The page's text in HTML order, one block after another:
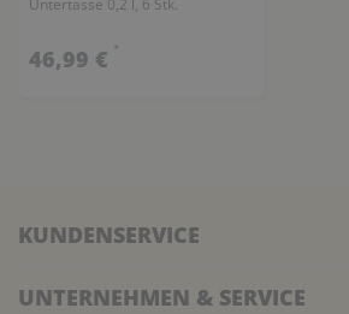
Untertasse 0,2 l, 6 Stk.
46,99 € *
KUNDENSERVICE
UNTERNEHMEN & SERVICE